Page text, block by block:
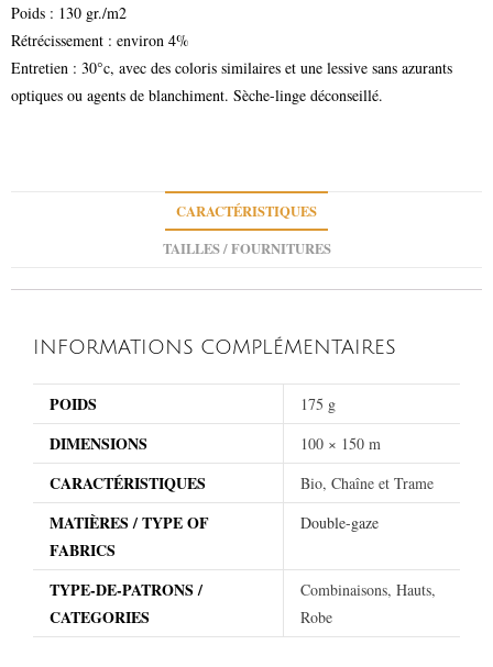
Poids : 130 gr./m2
Rétrécissement : environ 4%
Entretien : 30°c, avec des coloris similaires et une lessive sans azurants
optiques ou agents de blanchiment. Sèche-linge déconseillé.
CARACTÉRISTIQUES
TAILLES / FOURNITURES
INFORMATIONS COMPLÉMENTAIRES
POIDS 175 g
DIMENSIONS 100 × 150 m
CARACTÉRISTIQUES Bio, Chaîne et Trame
MATIÈRES / TYPE OF
FABRICS
Double-gaze
TYPE-DE-PATRONS /
CATEGORIES
Combinaisons, Hauts,
Robe